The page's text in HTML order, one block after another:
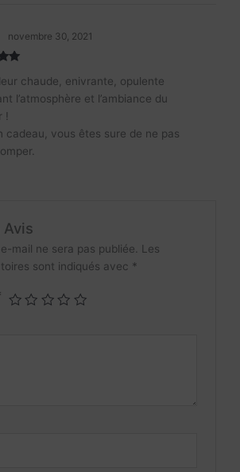
novembre 30, 2021
chaude, enivrante, opulente
l’atmosphère et l’ambiance du
!
cadeau, vous êtes sure de ne pas
mail ne sera pas publiée.
Les
sont indiqués avec *